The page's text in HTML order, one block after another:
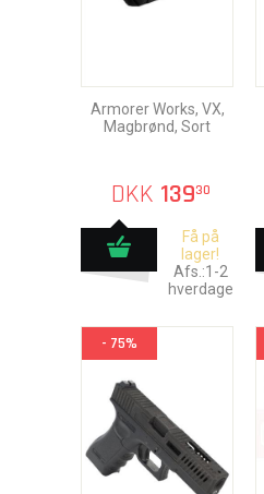
Armorer Works, VX,
Magbrønd, Sort
DKK 13930
Få på
lager!
Afs.:1-2
hverdage
- 75%